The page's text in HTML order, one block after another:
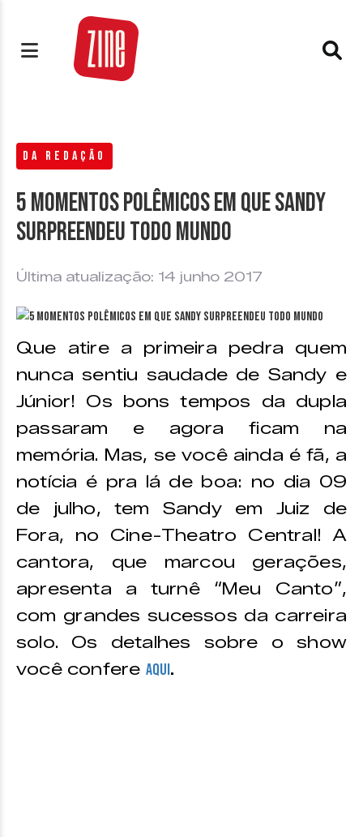
DA REDAÇÃO
5 momentos polêmicos em que Sandy
surpreendeu todo mundo
Última atualização: 14 junho 2017
Que atire a primeira pedra quem
nunca sentiu saudade de Sandy e
Júnior! Os bons tempos da dupla
passaram e agora ficam na
memória. Mas, se você ainda é fã, a
notícia é pra lá de boa: no dia 09
de julho, tem Sandy em Juiz de
Fora, no Cine-Theatro Central! A
cantora, que marcou gerações,
apresenta a turnê “Meu Canto”,
com grandes sucessos da carreira
solo. Os detalhes sobre o show
você confere AQUI.